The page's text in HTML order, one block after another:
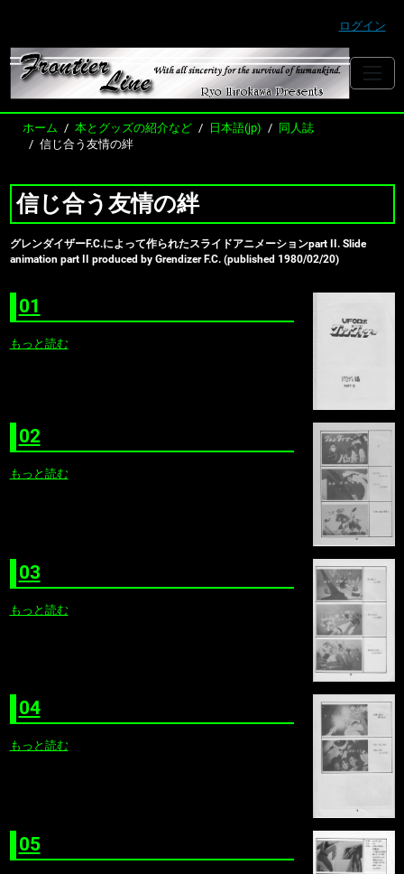
ログイン
ホーム 本とグッズの紹介など 日本語(jp)
同人誌
信じ合う友情の絆
信じ合う友情の絆
グレンダイザーF.C.によって作られたスライドアニメーションpart II. Slide
animation part II produced by Grendizer F.C. (published 1980/02/20)
01
もっと読む
02
もっと読む
03
もっと読む
04
もっと読む
05